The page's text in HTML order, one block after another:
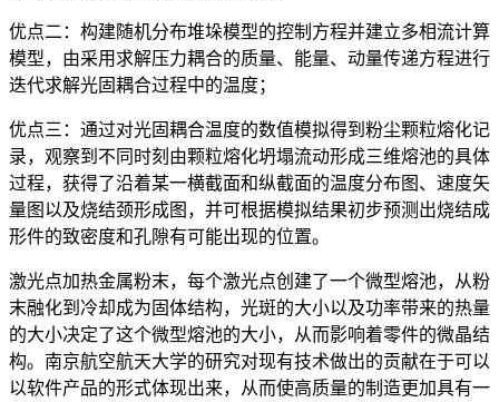
优点二：构建随机分布堆垛模型的控制方程并建立多相流计算
模型，由采用求解压力耦合的质量、能量、动量传递方程进行
迭代求解光固耦合过程中的温度；
优点三：通过对光固耦合温度的数值模拟得到粉尘颗粒熔化记
录，观察到不同时刻由颗粒熔化坍塌流动形成三维熔池的具体
过程，获得了沿着某一横截面和纵截面的温度分布图、速度矢
量图以及烧结颈形成图，并可根据模拟结果初步预测出烧结成
形件的致密度和孔隙有可能出现的位置。
激光点加热金属粉末，每个激光点创建了一个微型熔池，从粉
末融化到冷却成为固体结构，光斑的大小以及功率带来的热量
的大小决定了这个微型熔池的大小，从而影响着零件的微晶结
构。南京航空航天大学的研究对现有技术做出的贡献在于可以
以软件产品的形式体现出来，从而使高质量的制造更加具有一